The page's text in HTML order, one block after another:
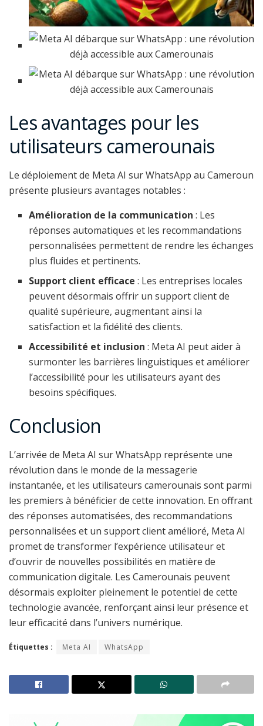
Les avantages pour les
utilisateurs camerounais
Le déploiement de Meta AI sur WhatsApp au Cameroun
présente plusieurs avantages notables :
Amélioration de la communication : Les
réponses automatiques et les recommandations
personnalisées permettent de rendre les échanges
plus fluides et pertinents.
Support client efficace: Les entreprises locales
peuvent désormais offrir un support client de
qualité supérieure, augmentant ainsi la
satisfaction et la fidélité des clients.
Accessibilité et inclusion : Meta AI peut aider à
surmonter les barrières linguistiques et améliorer
l’accessibilité pour les utilisateurs ayant des
besoins spécifiques.
Conclusion
L’arrivée de Meta AI sur WhatsApp représente une
révolution dans le monde de la messagerie
instantanée, et les utilisateurs camerounais sont parmi
les premiers à bénéficier de cette innovation. En offrant
des réponses automatisées, des recommandations
personnalisées et un support client amélioré, Meta AI
promet de transformer l’expérience utilisateur et
d’ouvrir de nouvelles possibilités en matière de
communication digitale. Les Camerounais peuvent
désormais exploiter pleinement le potentiel de cette
technologie avancée, renforçant ainsi leur présence et
leur efficacité dans l’univers numérique.
Étiquettes : Meta AI WhatsApp